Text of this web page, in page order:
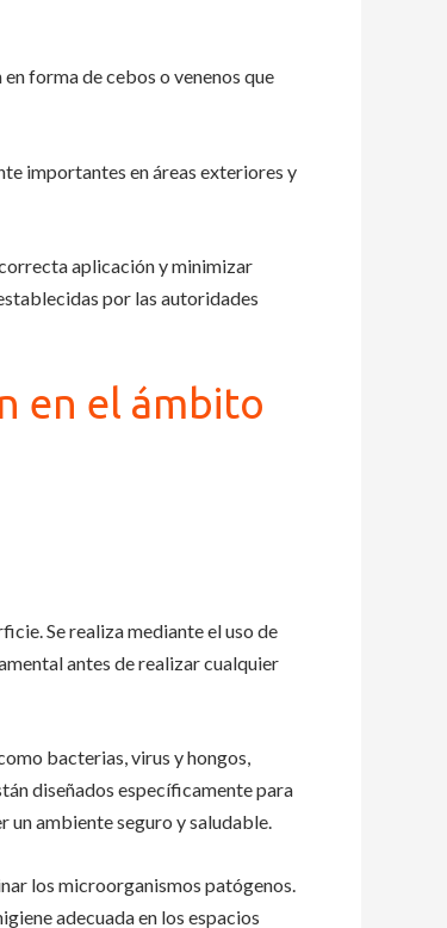
forma de cebos o venenos que
importantes en áreas exteriores y
aplicación y minimizar
por las autoridades
en el ámbito
Se realiza mediante el uso de
antes de realizar cualquier
bacterias, virus y hongos,
diseñados específicamente para
un ambiente seguro y saludable.
los microorganismos patógenos.
adecuada en los espacios